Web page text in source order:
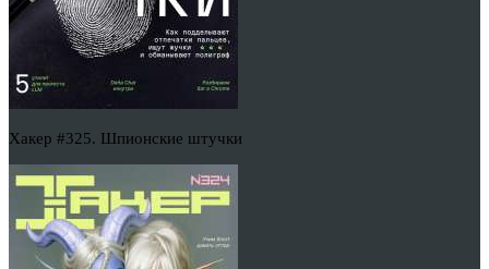
Хакер #325. Шпионские штучки